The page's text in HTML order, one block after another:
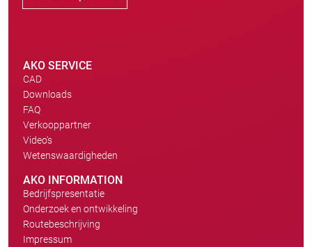
AKO SERVICE
CAD
Downloads
FAQ
Verkooppartner
Video's
Wetenswaardigheden
AKO INFORMATION
Bedrijfspresentatie
Onderzoek en ontwikkeling
Routebeschrijving
Impressum